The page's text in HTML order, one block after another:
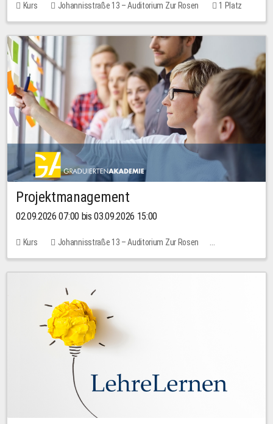
Kurs Johannisstraße 13 – Auditorium Zur Rosen 1 Platz
Projektmanagement
02.09.2026 07:00 bis 03.09.2026 15:00
Kurs
Johannisstraße 13 – Auditorium Zur Rosen
Keine freien Plätze
30,00 EUR